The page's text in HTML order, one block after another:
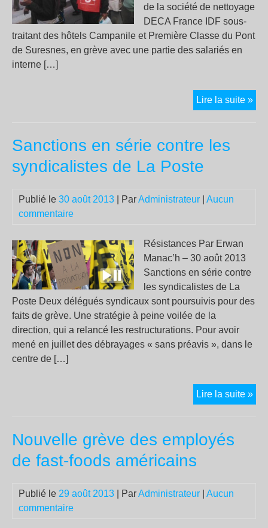
de la société de nettoyage
DECA France IDF sous-
traitant des hôtels Campanile et Première Classe du Pont
de Suresnes, en grève avec une partie des salariés en
interne […]
Lire la suite »
la
Sanctions en série contre les
syndicalistes de La Poste
Publié le 30 août 2013 | ParAdministrateur
Aucun
commentaire
Résistances Par Erwan
Manac’h – 30 août 2013
Sanctions en série contre
les syndicalistes de La
Poste Deux délégués syndicaux sont poursuivis pour des
faits de grève. Une stratégie à peine voilée de la
direction, qui a relancé les restructurations. Pour avoir
mené en juillet des débrayages « sans préavis », dans le
centre de […]
Lire la suite »
en
Nouvelle grève des employés
de fast-foods américains
Publié le 29 août 2013 | ParAdministrateur
Aucun
commentaire